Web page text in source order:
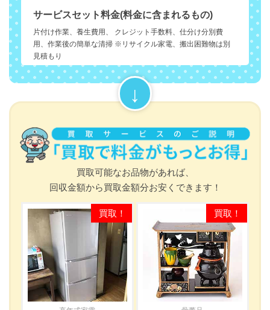
サービスセット料金(料金に含まれるもの)
片付け作業、養生費用、 クレジット手数料、仕分け分別費
用、作業後の簡単な清掃 ※リサイクル家電、搬出困難物は別
見積もり
買取可能なお品物があれば、
回収金額から買取金額分お安くできます！